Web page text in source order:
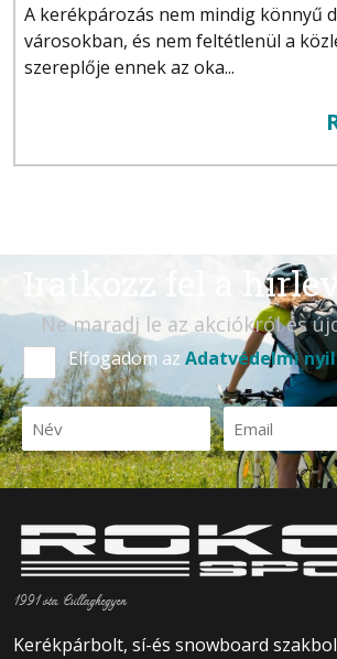
A kerékpározás nem mindig könnyű
városokban, és nem feltétlenül a
szereplője ennek az oka...
Iratkozz fel a
Ne maradj le az akciókról és
Elfogadom az Adatvédelmi
1991 óta Csillaghegyen
Kerékpárbolt, sí-és snowboard